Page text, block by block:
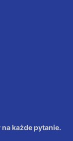
każde pytanie.